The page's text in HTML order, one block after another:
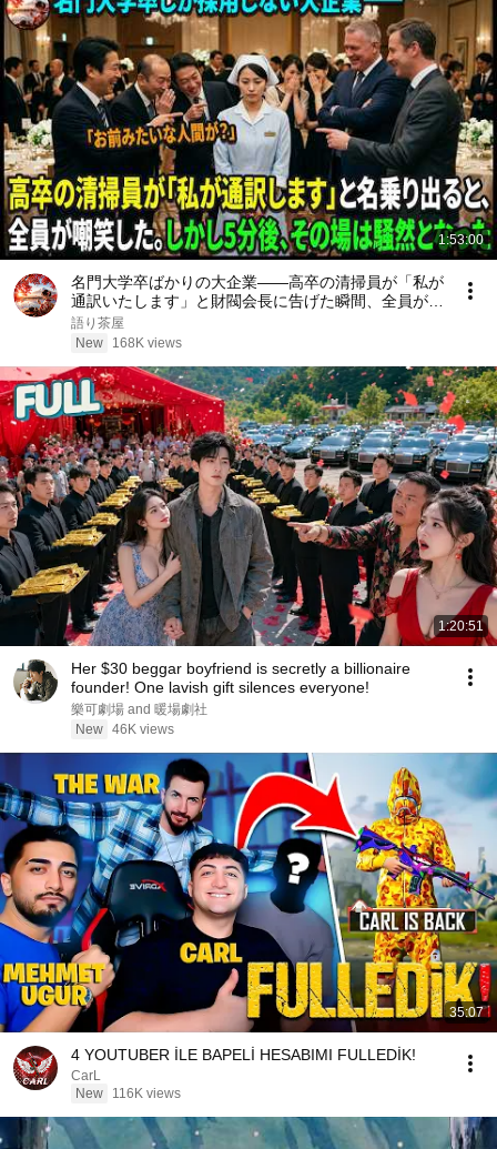
1:53:00
名門大学卒ばかりの大企業――高卒の清掃員が「私が
通訳いたします」と財閥会長に告げた瞬間、全員が嘲
笑した。しかし5分後、その場は静まり返った。#動
エピソード#老後の物語 #家族の物語
語り茶屋
New
168K views
1:20:51
Her $30 beggar boyfriend is secretly a billionaire
founder! One lavish gift silences everyone!
樂可劇場 and 暖場劇社
New 46K views
35:07
4 YOUTUBER İLE BAPELİ HESABIMI FULLEDİK!
CarL
New
116K views